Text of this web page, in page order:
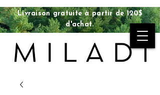
Livraison gratuite à partir de 120$
d'achat.